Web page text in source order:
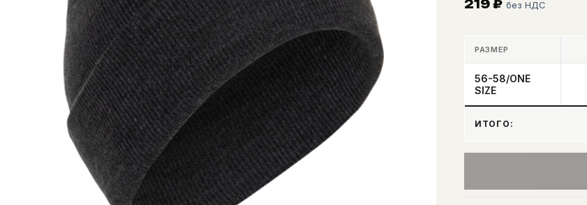
219 ₽ без НДС
РАЗМЕР
56-58/ONE
SIZE
ИТОГО: